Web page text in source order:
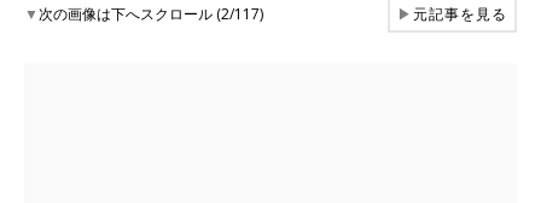
▼次の画像は下へスクロール (2/117) ▶元記事を見る